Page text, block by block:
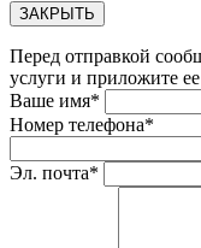
ЗАКРЫТЬ
Перед отправкой
услуги и приложите
Ваше имя*
Номер телефона*
Эл. почта*